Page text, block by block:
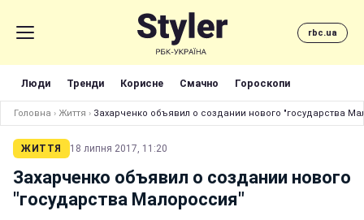
rbc.ua
Люди Тренди Корисне Смачно Гороскопи
Головна › Життя › Захарченко объявил о создании нового "государства
ЖИТТЯ 18 липня 2017, 11:20
Захарченко объявил о создании нового
"государства Малороссия"